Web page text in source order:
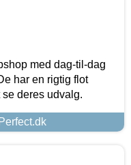
med dag-til-dag
har en rigtig flot
deres udvalg.